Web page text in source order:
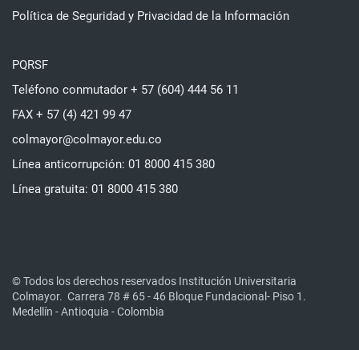
Política de Seguridad y Privacidad de la Información
PQRSF
Teléfono conmutador + 57 (604) 444 56 11
FAX + 57 (4) 421 99 47
colmayor@colmayor.edu.co
Línea anticorrupción: 01 8000 415 380
Línea gratuita: 01 8000 415 380
© Todos los derechos reservados Institución Universitaria
Colmayor. Carrera 78 # 65 - 46 Bloque Fundacional- Piso 1.
Medellín - Antioquia - Colombia